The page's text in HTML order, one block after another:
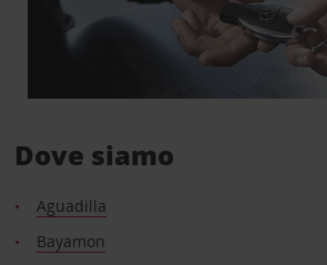
Dove siamo
Aguadilla
Bayamon